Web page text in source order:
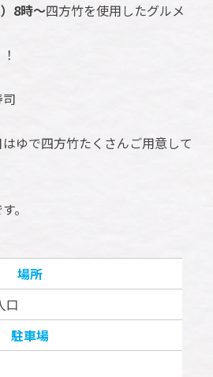
8時～四方竹を使用したグルメ
で四方竹たくさんご用意して
。
場所
口
駐車場